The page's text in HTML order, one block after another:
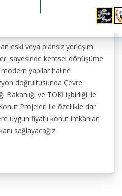
eski veya plansız yerleşim
sayesinde kentsel dönüşüme
yapılar haline
doğrultusunda Çevre
Bakanlığı ve TOKİ işbirliği ile
Projeleri ile özellikle dar
uygun fiyatlı konut imkânları
sağlayacağız.